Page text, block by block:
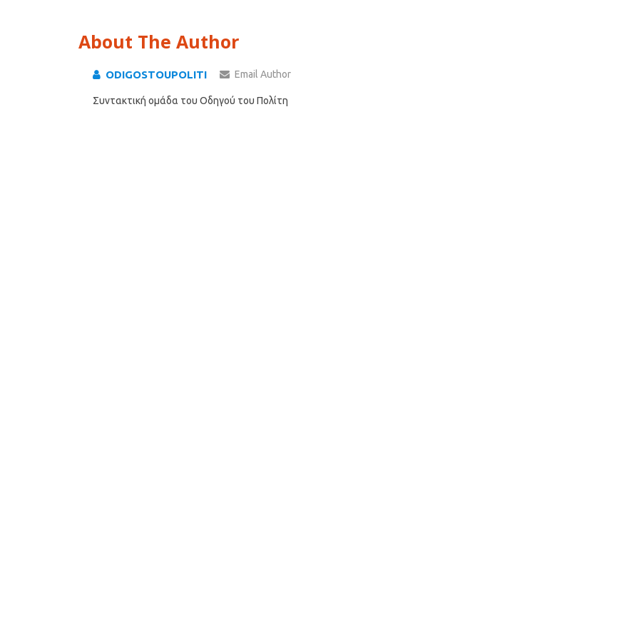
About The Author
ODIGOSTOUPOLITI Email Author
Συντακτική ομάδα του Οδηγού του Πολίτη